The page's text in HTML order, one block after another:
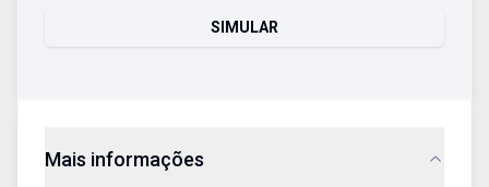
SIMULAR
Mais informações